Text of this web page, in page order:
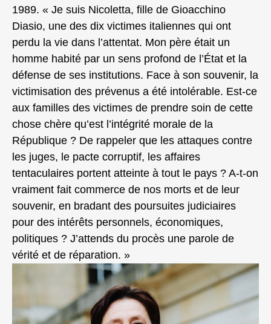
1989. « Je suis Nicoletta, fille de Gioacchino
Diasio, une des dix victimes italiennes qui ont
perdu la vie dans l’attentat. Mon père était un
homme habité par un sens profond de l’État et la
défense de ses institutions. Face à son souvenir, la
victimisation des prévenus a été intolérable. Est-ce
aux familles des victimes de prendre soin de cette
chose chère qu’est l’intégrité morale de la
République ? De rappeler que les attaques contre
les juges, le pacte corruptif, les affaires
tentaculaires portent atteinte à tout le pays ? A-t-on
vraiment fait commerce de nos morts et de leur
souvenir, en bradant des poursuites judiciaires
pour des intérêts personnels, économiques,
politiques ? J’attends du procès une parole de
vérité et de réparation. »